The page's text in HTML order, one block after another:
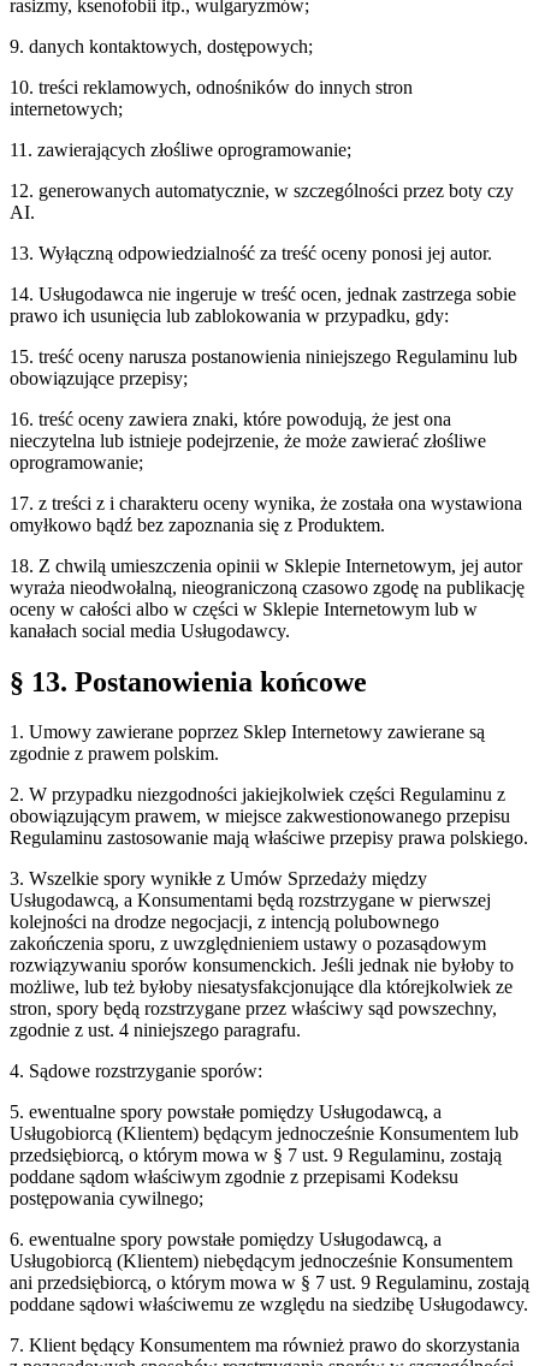
rasizmy, ksenofobii itp., wulgaryzmów;
9. danych kontaktowych, dostępowych;
10. treści reklamowych, odnośników do innych stron
internetowych;
11. zawierających złośliwe oprogramowanie;
12. generowanych automatycznie, w szczególności przez boty czy
AI.
13. Wyłączną odpowiedzialność za treść oceny ponosi jej autor.
14. Usługodawca nie ingeruje w treść ocen, jednak zastrzega sobie
prawo ich usunięcia lub zablokowania w przypadku, gdy:
15. treść oceny narusza postanowienia niniejszego Regulaminu lub
obowiązujące przepisy;
16. treść oceny zawiera znaki, które powodują, że jest ona
nieczytelna lub istnieje podejrzenie, że może zawierać złośliwe
oprogramowanie;
17. z treści z i charakteru oceny wynika, że została ona wystawiona
omyłkowo bądź bez zapoznania się z Produktem.
18. Z chwilą umieszczenia opinii w Sklepie Internetowym, jej autor
wyraża nieodwołalną, nieograniczoną czasowo zgodę na publikację
oceny w całości albo w części w Sklepie Internetowym lub w
kanałach social media Usługodawcy.
§ 13. Postanowienia końcowe
1. Umowy zawierane poprzez Sklep Internetowy zawierane są
zgodnie z prawem polskim.
2. W przypadku niezgodności jakiejkolwiek części Regulaminu z
obowiązującym prawem, w miejsce zakwestionowanego przepisu
Regulaminu zastosowanie mają właściwe przepisy prawa polskiego.
3. Wszelkie spory wynikłe z Umów Sprzedaży między
Usługodawcą, a Konsumentami będą rozstrzygane w pierwszej
kolejności na drodze negocjacji, z intencją polubownego
zakończenia sporu, z uwzględnieniem ustawy o pozasądowym
rozwiązywaniu sporów konsumenckich. Jeśli jednak nie byłoby to
możliwe, lub też byłoby niesatysfakcjonujące dla którejkolwiek ze
stron, spory będą rozstrzygane przez właściwy sąd powszechny,
zgodnie z ust. 4 niniejszego paragrafu.
4. Sądowe rozstrzyganie sporów:
5. ewentualne spory powstałe pomiędzy Usługodawcą, a
Usługobiorcą (Klientem) będącym jednocześnie Konsumentem lub
przedsiębiorcą, o którym mowa w § 7 ust. 9 Regulaminu, zostają
poddane sądom właściwym zgodnie z przepisami Kodeksu
postępowania cywilnego;
6. ewentualne spory powstałe pomiędzy Usługodawcą, a
Usługobiorcą (Klientem) niebędącym jednocześnie Konsumentem
ani przedsiębiorcą, o którym mowa w § 7 ust. 9 Regulaminu, zostają
poddane sądowi właściwemu ze względu na siedzibę Usługodawcy.
7. Klient będący Konsumentem ma również prawo do skorzystania